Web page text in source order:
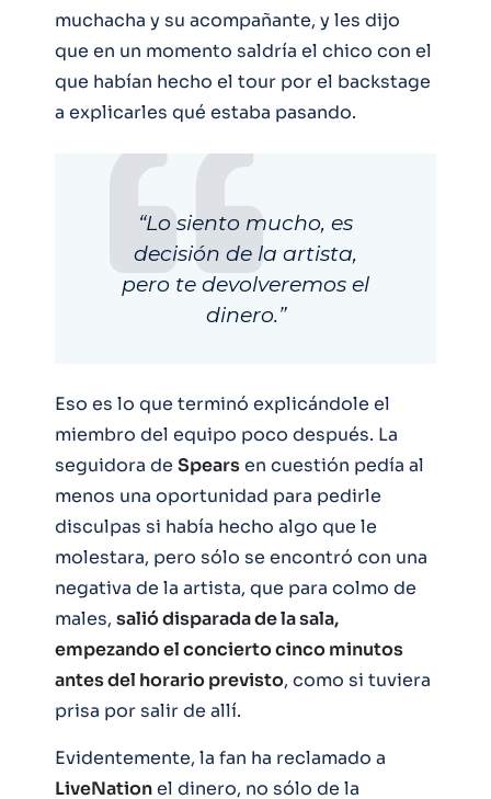
muchacha y su acompañante, y les dijo
que en un momento saldría el chico con el
que habían hecho el tour por el backstage
a explicarles qué estaba pasando.
“Lo siento mucho, es
decisión de la artista,
pero te devolveremos el
dinero.”
Eso es lo que terminó explicándole el
miembro del equipo poco después. La
seguidora de Spearsen cuestión pedía al
menos una oportunidad para pedirle
disculpas si había hecho algo que le
molestara, pero sólo se encontró con una
negativa de la artista, que para colmo de
males, salió disparada de la sala,
empezando el concierto cinco minutos
antes del horario previsto, como si tuviera
prisa por salir de allí.
Evidentemente, la fan ha reclamado a
LiveNationel dinero, no sólo de la